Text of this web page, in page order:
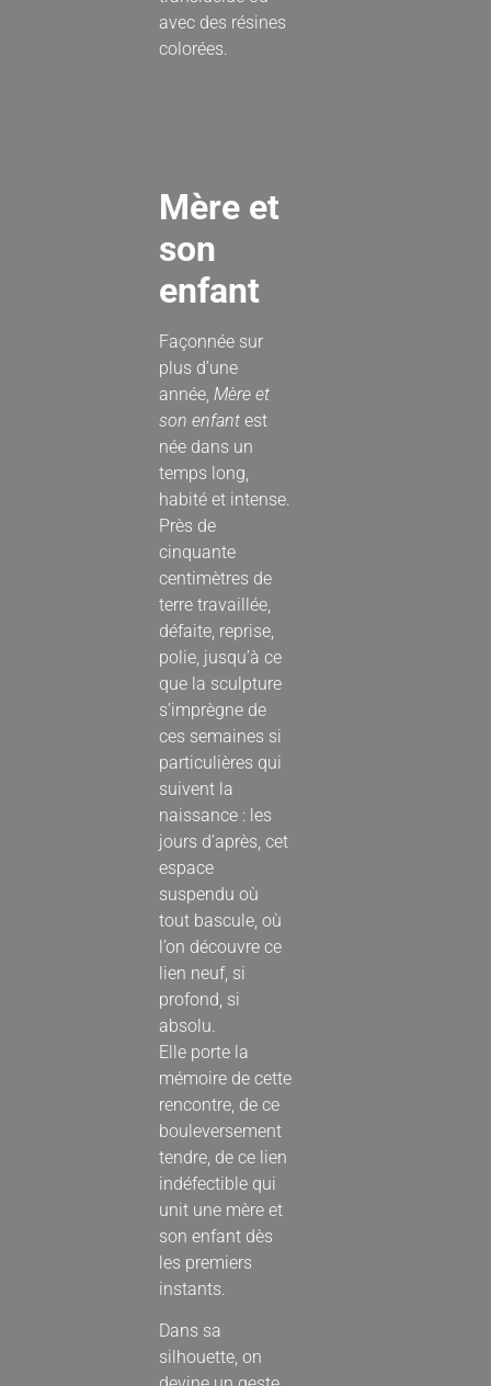
avec des résines
colorées.
Mère et
son
enfant
Façonnée sur
plus d’une
année, Mère et
son enfantest
née dans un
temps long,
habité et intense.
Près de
cinquante
centimètres de
terre travaillée,
défaite, reprise,
polie, jusqu’à ce
que la sculpture
s’imprègne de
ces semaines si
particulières qui
suivent la
naissance : les
jours d’après, cet
espace
suspendu où
tout bascule, où
l’on découvre ce
lien neuf, si
profond, si
absolu.
Elle porte la
mémoire de cette
rencontre, de ce
bouleversement
tendre, de ce lien
indéfectible qui
unit une mère et
son enfant dès
les premiers
instants.
Dans sa
silhouette, on